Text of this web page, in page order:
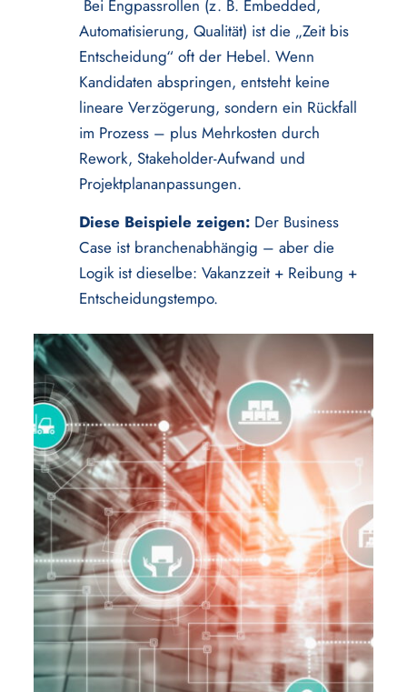
Bei Engpassrollen (z. B. Embedded,
Automatisierung, Qualität) ist die „Zeit bis
Entscheidung“ oft der Hebel. Wenn
Kandidaten abspringen, entsteht keine
lineare Verzögerung, sondern ein Rückfall
im Prozess – plus Mehrkosten durch
Rework, Stakeholder-Aufwand und
Projektplananpassungen.
Diese Beispiele zeigen:Der Business
Case ist branchenabhängig – aber die
Logik ist dieselbe: Vakanzzeit + Reibung +
Entscheidungstempo.